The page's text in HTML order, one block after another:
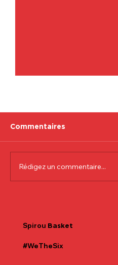
Commentaires
Rédigez un commentaire...
Spirou Basket
#WeTheSix